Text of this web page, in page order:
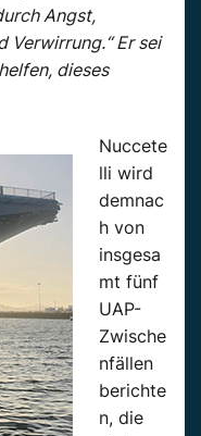
Angst,
Verwirrung.“ Er sei
dieses
Nuccete
lli wird
demnac
h von
insgesa
mt fünf
UAP-
Zwische
nfällen
berichte
n, die